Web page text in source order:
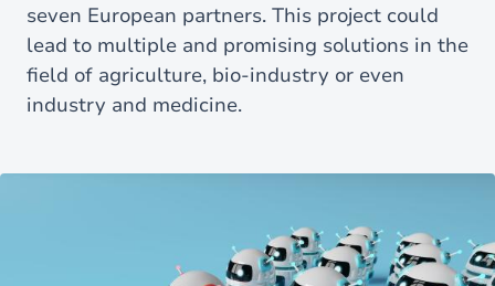
seven European partners. This project could
lead to multiple and promising solutions in the
field of agriculture, bio-industry or even
industry and medicine.